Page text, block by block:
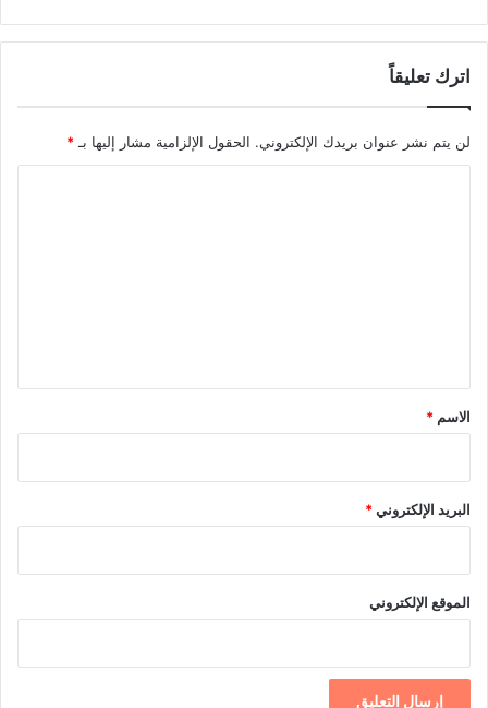
اترك تعليقاً
لن يتم نشر عنوان بريدك الإلكتروني. الحقول الإلزامية مشار إليها بـ *
*
الاسم *
البريد الإلكتروني*
الموقع الإلكتروني